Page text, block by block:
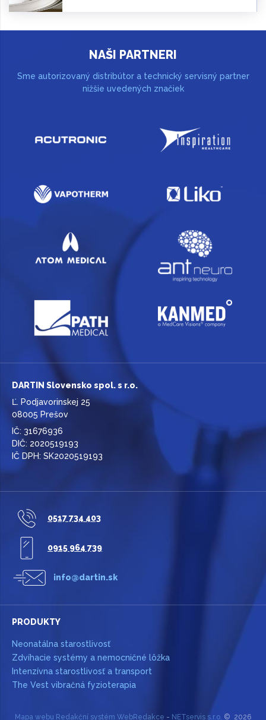
NAŠI PARTNERI
Sme autorizovaný distribútor a technický servisný partner
nižšie uvedených značiek
DARTIN Slovensko spol. s r.o.
Ľ. Podjavorinskej 25
08005 Prešov
IČ: 31676936
DIČ: 2020519193
IČ DPH: SK2020519193
0517 734 403
0915 964 739
info@dartin.sk
PRODUKTY
Neonatálna starostlivosť
Zdvíhacie systémy a nemocničné lôžka
Intenzívna starostlivosť a transport
The Vest vibračná fyzioterapia
Mapa webu Redakční systém WebRedakce - NETservis s.r.o. © 2026